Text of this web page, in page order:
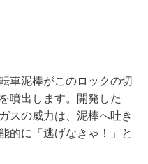
車泥棒がこのロックの切
噴出します。開発した
スの威力は、泥棒へ吐き
的に「逃げなきゃ！」と